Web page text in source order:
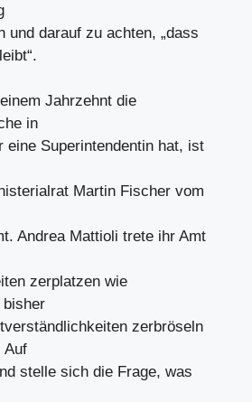
und darauf zu achten, „dass
Jahrzehnt die
in
eine Superintendentin hat, ist
Martin Fischer vom
Andrea Mattioli trete ihr Amt
zerplatzen wie
bisher
zerbröseln
Auf
stelle sich die Frage, was